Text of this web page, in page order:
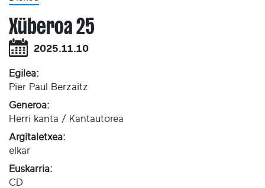
Xüberoa 25
2025.11.10
Egilea:
Pier Paul Berzaitz
Generoa:
Herri kanta / Kantautorea
Argitaletxea:
elkar
Euskarria:
CD